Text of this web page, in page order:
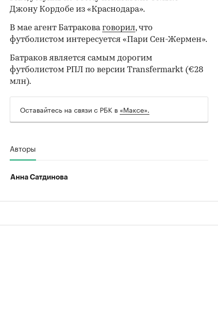
Джону Кордобе из «Краснодара».
В мае агент Батраковаговорил, что
футболистом интересуется «Пари Сен-Жермен».
Батраков является самым дорогим
футболистом РПЛ по версии Transfermarkt (€28
млн).
Оставайтесь на связи с РБК в «Максе».
Авторы
Анна Сатдинова